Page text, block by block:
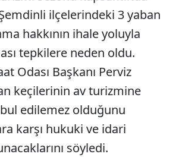
ilçelerindeki 3 yaban
hakkının ihale yoluyla
tepkilere neden oldu.
Odası Başkanı Perviz
keçilerinin av turizmine
edilemez olduğunu
karşı hukuki ve idari
söyledi.